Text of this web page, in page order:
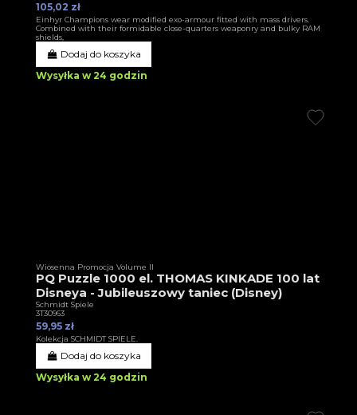
105,02 zł
Einhyr Champions wear modified exo-armour fitted with mass drivers.
Combined with their formidable close-quarters weaponry and bulky RAM
shields,
Dodaj do koszyka
Wysyłka w 24 godzin
Wiosenna Promocja Volume II
PQ Puzzle 1000 el. THOMAS KINKADE 100 lat
Disneya - Jubileuszowy taniec (Disney)
Schmidt Spiele
3T30963
59,95 zł
Kolekcja SCHMIDT SPIELE.
Dodaj do koszyka
Wysyłka w 24 godzin